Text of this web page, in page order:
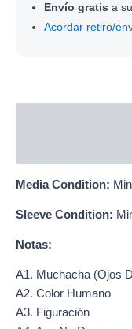
Envío gratis a
Acordar retiro/
Media Condition:
Sleeve Condition:
Notas:
A1. Muchacha (Ojos
A2. Color Humano
A3. Figuración